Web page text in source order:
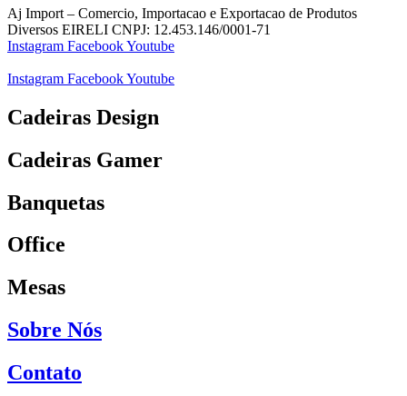
Aj Import – Comercio, Importacao e Exportacao de Produtos
Diversos EIRELI CNPJ: 12.453.146/0001-71
Instagram FacebookYoutube
Instagram FacebookYoutube
Cadeiras Design
Cadeiras Gamer
Banquetas
Office
Mesas
Sobre Nós
Contato